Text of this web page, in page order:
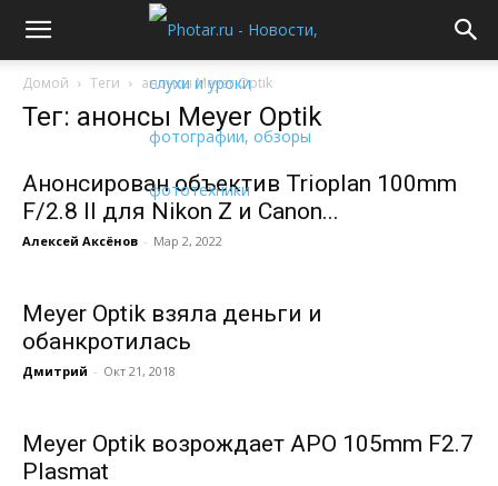
Домой Теги анонсы Meyer Optik
Тег: анонсы Meyer Optik
Анонсирован объектив Trioplan 100mm
F/2.8 II для Nikon Z и Canon...
Алексей Аксёнов - Мар 2, 2022
Meyer Optik взяла деньги и
обанкротилась
Дмитрий - Окт 21, 2018
Meyer Optik возрождает APO 105mm F2.7
Plasmat